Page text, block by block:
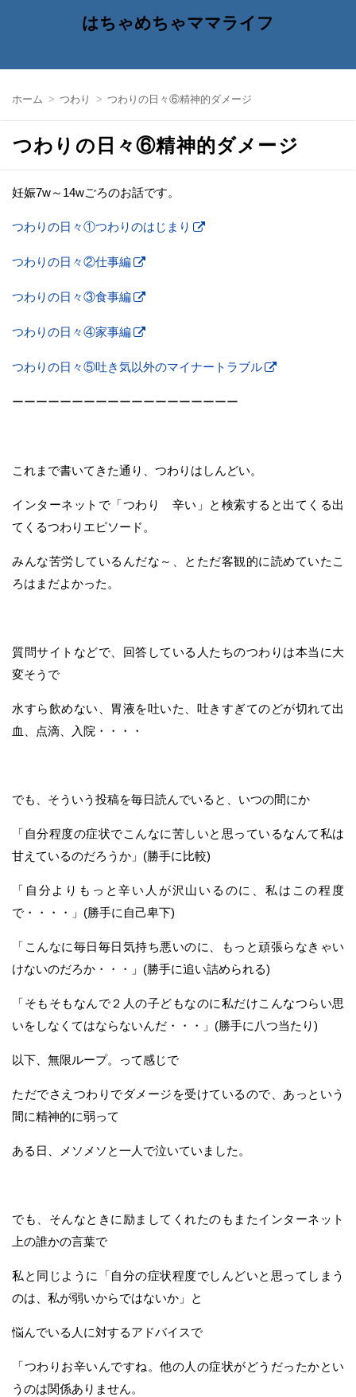
はちゃめちゃママライフ
ホーム つわり つわりの日々⑥精神的ダメージ
つわりの日々⑥精神的ダメージ
妊娠7w～14wごろのお話です。
つわりの日々①つわりのはじまり
つわりの日々②仕事編
つわりの日々③食事編
つわりの日々④家事編
つわりの日々⑤吐き気以外のマイナートラブル
ーーーーーーーーーーーーーーーーーーー
これまで書いてきた通り、つわりはしんどい。
インターネットで「つわり 辛い」と検索すると出てくる出
てくるつわりエピソード。
みんな苦労しているんだな～、とただ客観的に読めていたこ
ろはまだよかった。
質問サイトなどで、回答している人たちのつわりは本当に大
変そうで
水すら飲めない、胃液を吐いた、吐きすぎてのどが切れて出
血、点滴、入院・・・・
でも、そういう投稿を毎日読んでいると、いつの間にか
「自分程度の症状でこんなに苦しいと思っているなんて私は
甘えているのだろうか」(勝手に比較)
「自分よりもっと辛い人が沢山いるのに、私はこの程度
で・・・・」(勝手に自己卑下)
「こんなに毎日毎日気持ち悪いのに、もっと頑張らなきゃい
けないのだろか・・・」(勝手に追い詰められる)
「そもそもなんで２人の子どもなのに私だけこんなつらい思
いをしなくてはならないんだ・・・」(勝手に八つ当たり)
以下、無限ループ。って感じで
ただでさえつわりでダメージを受けているので、あっという
間に精神的に弱って
ある日、メソメソと一人で泣いていました。
でも、そんなときに励ましてくれたのもまたインターネット
上の誰かの言葉で
私と同じように「自分の症状程度でしんどいと思ってしまう
のは、私が弱いからではないか」と
悩んでいる人に対するアドバイスで
「つわりお辛いんですね。他の人の症状がどうだったかとい
うのは関係ありません。